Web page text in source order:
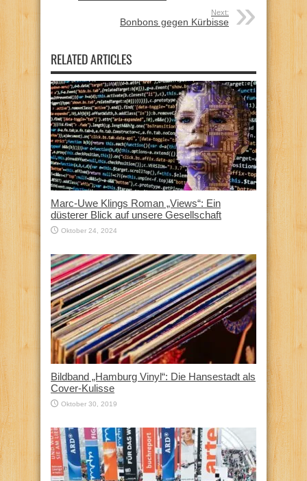
Next:
Bonbons gegen Kürbisse
RELATED ARTICLES
Marc-Uwe Klings Roman „Views“: Ein
düsterer Blick auf unsere Gesellschaft
Oktober 24, 2024
Bildband „Hamburg Vinyl“: Die Hansestadt als
Cover-Kulisse
Oktober 30, 2019